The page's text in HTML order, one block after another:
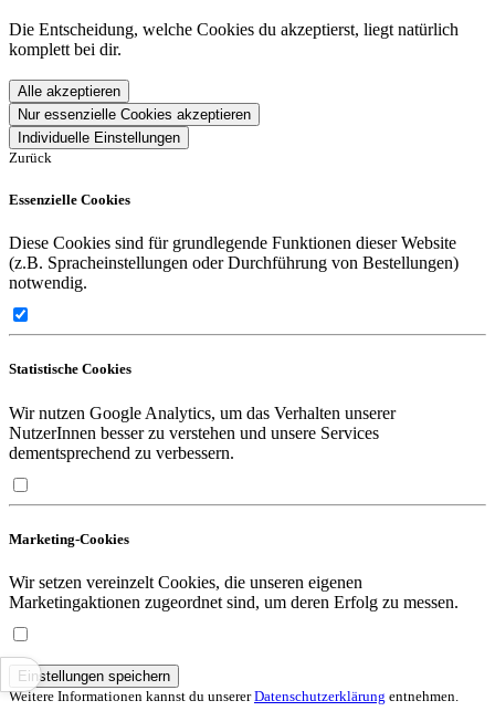
Die Entscheidung, welche Cookies du akzeptierst, liegt natürlich
komplett bei dir.
Alle akzeptieren
Nur essenzielle Cookies akzeptieren
Individuelle Einstellungen
Zurück
Essenzielle Cookies
Diese Cookies sind für grundlegende Funktionen dieser Website
(z.B. Spracheinstellungen oder Durchführung von Bestellungen)
notwendig.
Statistische Cookies
Wir nutzen Google Analytics, um das Verhalten unserer
NutzerInnen besser zu verstehen und unsere Services
dementsprechend zu verbessern.
Marketing-Cookies
Wir setzen vereinzelt Cookies, die unseren eigenen
Marketingaktionen zugeordnet sind, um deren Erfolg zu messen.
Einstellungen speichern
Weitere Informationen kannst du unsererDatenschutzerklärung entnehmen.